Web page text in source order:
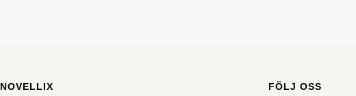
NOVELLIX FÖLJ OSS